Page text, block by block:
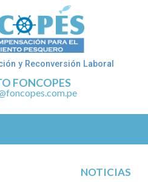
y Reconversión Laboral
FONCOPES
NOTICIAS